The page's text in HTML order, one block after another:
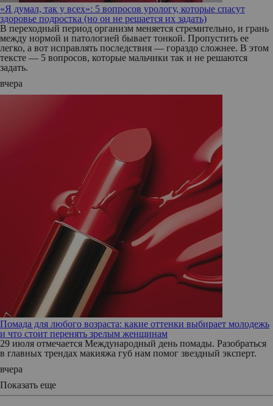
«Я думал, так у всех»: 5 вопросов урологу, которые спасут
здоровье подростка (но он не решается их задать)
В переходный период организм меняется стремительно, и грань
между нормой и патологией бывает тонкой. Пропустить ее
легко, а вот исправлять последствия — гораздо сложнее. В этом
тексте — 5 вопросов, которые мальчики так и не решаются
задать.
вчера
Помада для любого возраста: какие оттенки выбирает молодежь
и что стоит перенять зрелым женщинам
29 июля отмечается Международный день помады. Разобраться
в главных трендах макияжа губ нам помог звездный эксперт.
вчера
Показать еще